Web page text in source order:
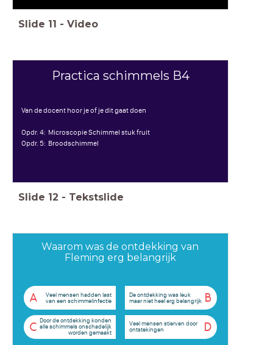
Slide 11 - Video
Practica schimmels B4
Van de docent hoor je of je dit gaat doen
Opdr. 4: Microscopie Schimmel stuk fruit
Opdr. 5: Broodschimmel
Slide 12 - Tekstslide
Waarom was de ontdekking van
Fleming erg belangrijk
A
Veel mensen hadden last
van een schimmelinfectie
B
De ontdekking was leuk
maar niet heel erg belangrijk
C
Door de ontdekking konden
alle schimmels onschadelijk
worden gemaakt
D
Veel mensen stierven door
ontstekingen